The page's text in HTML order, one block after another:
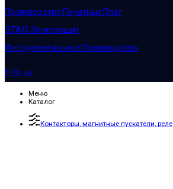
Производство Печатных Плат
ЭТАЛ-Электрощит
Инструментальное Производство
ETAL.ua
Меню
Каталог
Контакторы, магнитные пускатели, реле